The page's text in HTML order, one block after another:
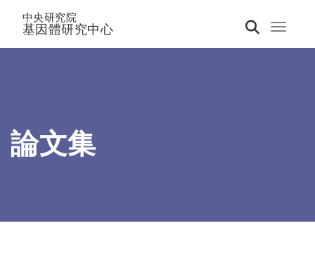
Toggle
中央研究院
基因體研究中心
論文集